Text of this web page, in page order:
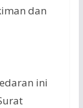
dan
ini